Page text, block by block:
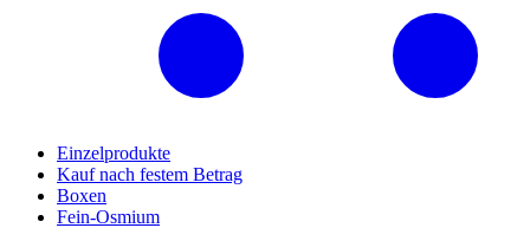
Einzelprodukte
Kauf nach festem Betrag
Boxen
Fein-Osmium